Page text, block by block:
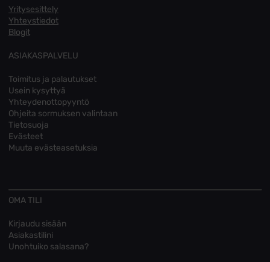
Yritysesittely
Yhteystiedot
Blogit
ASIAKASPALVELU
Toimitus ja palautukset
Usein kysyttyä
Yhteydenottopyyntö
Ohjeita sormuksen valintaan
Tietosuoja
Evästeet
Muuta evästeasetuksia
OMA TILI
Kirjaudu sisään
Asiakastilini
Unohtuiko salasana?